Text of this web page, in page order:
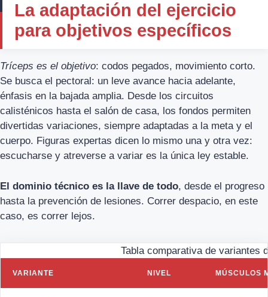
La adaptación del ejercicio
para objetivos específicos
Tríceps es el objetivo: codos pegados, movimiento corto.
Se busca el pectoral: un leve avance hacia adelante,
énfasis en la bajada amplia. Desde los circuitos
calisténicos hasta el salón de casa, los fondos permiten
divertidas variaciones, siempre adaptadas a la meta y el
cuerpo. Figuras expertas dicen lo mismo una y otra vez:
escucharse y atreverse a variar es la única ley estable.
El dominio técnico es la llave de todo, desde el progreso
hasta la prevención de lesiones. Correr despacio, en este
caso, es correr lejos.
Tabla comparativa de variantes
VARIANTE NIVEL MÚSCULOS